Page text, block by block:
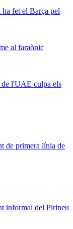
fet el Barça pel
al faraònic
l'UAE culpa els
de primera línia de
informal del Pirineu